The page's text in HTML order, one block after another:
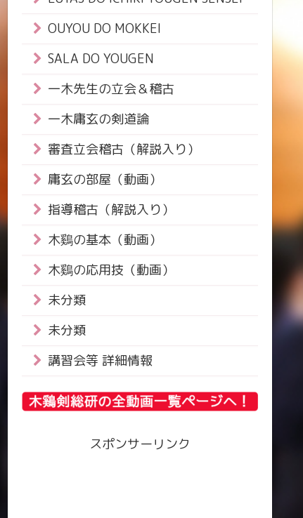
OUYOU DO MOKKEI
SALA DO YOUGEN
一木先生の立会＆稽古
一木庸玄の剣道論
審査立会稽古（解説入り）
庸玄の部屋（動画）
指導稽古（解説入り）
木鷄の基本（動画）
木鷄の応用技（動画）
未分類
未分類
講習会等 詳細情報
スポンサーリンク